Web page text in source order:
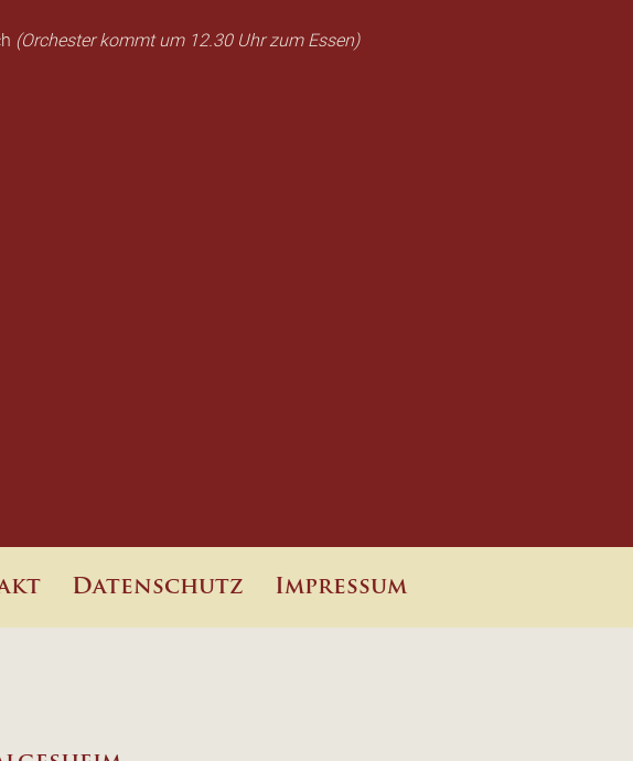
(Orchester kommt um 12.30 Uhr zum Essen)
Datenschutz Impressum